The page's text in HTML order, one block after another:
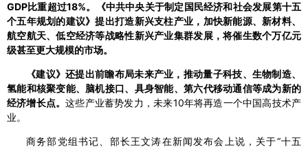
GDP比重超过18%。《中共中央关于制定国民经济和社会发展第十五
个五年规划的建议》提出打造新兴支柱产业，加快新能源、新材料、
航空航天、低空经济等战略性新兴产业集群发展，将催生数个万亿元
级甚至更大规模的市场。
《建议》还提出前瞻布局未来产业，推动量子科技、生物制造、
氢能和核聚变能、脑机接口、具身智能、第六代移动通信等成为新的
经济增长点。这些产业蓄势发力，未来10年将再造一个中国高技术产
业。
商务部党组书记、部长王文涛在新闻发布会上说，关于“十五